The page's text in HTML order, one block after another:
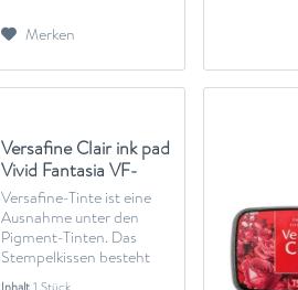
Gewebes. Versafine-Tinte
wird auf Ölbasis...
Merken
Versafine Clair ink pad
Vivid Fantasia VF-
CLA-102
Versafine-Tinte ist eine
Ausnahme unter den
Pigment-Tinten. Das
Stempelkissen besteht
aus stabilem Filz, welches